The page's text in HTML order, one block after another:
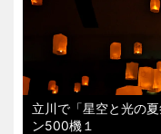
立川で「星空と光の
ン500機１